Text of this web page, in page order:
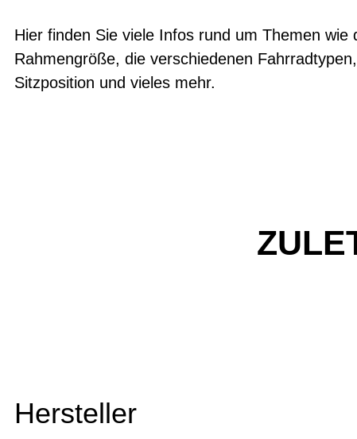
Hier finden Sie viele Infos rund um Themen wie
Rahmengröße, die verschiedenen
Sitzposition und vieles mehr.
Hersteller